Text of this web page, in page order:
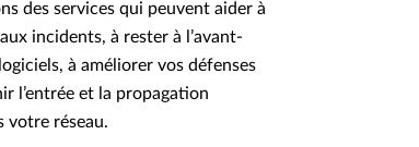
des services qui peuvent aider à
incidents, à rester à l’avant-
à améliorer vos défenses
l’entrée et la propagation
votre réseau.